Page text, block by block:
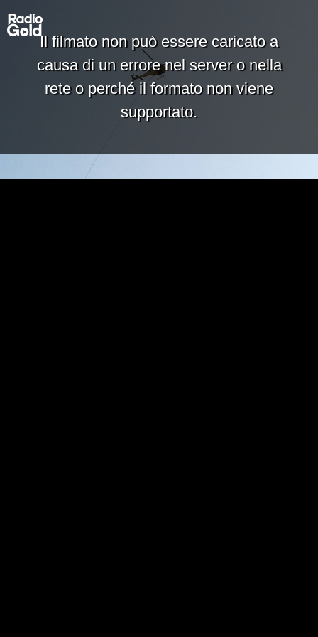
Il filmato non può essere caricato a
causa di un errore nel server o nella
rete o perché il formato non viene
supportato.